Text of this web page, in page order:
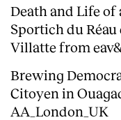
Death and Life of
Sportich du
Villattefrom
Brewing
Citoyen in
AA_London_UK